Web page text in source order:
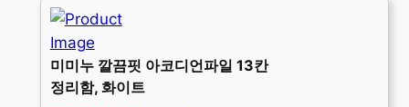
미미누 깔끔핏 아코디언파일 13칸
정리함, 화이트